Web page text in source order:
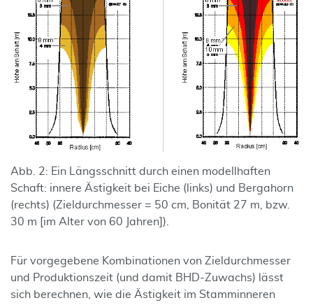
Abb. 2: Ein Längsschnitt durch einen modellhaften
Schaft: innere Ästigkeit bei Eiche (links) und Bergahorn
(rechts) (Zieldurchmesser = 50 cm, Bonität 27 m, bzw.
30 m [im Alter von 60 Jahren]).
Für vorgegebene Kombinationen von Zieldurchmesser
und Produktionszeit (und damit BHD-Zuwachs) lässt
sich berechnen, wie die Ästigkeit im Stamminneren